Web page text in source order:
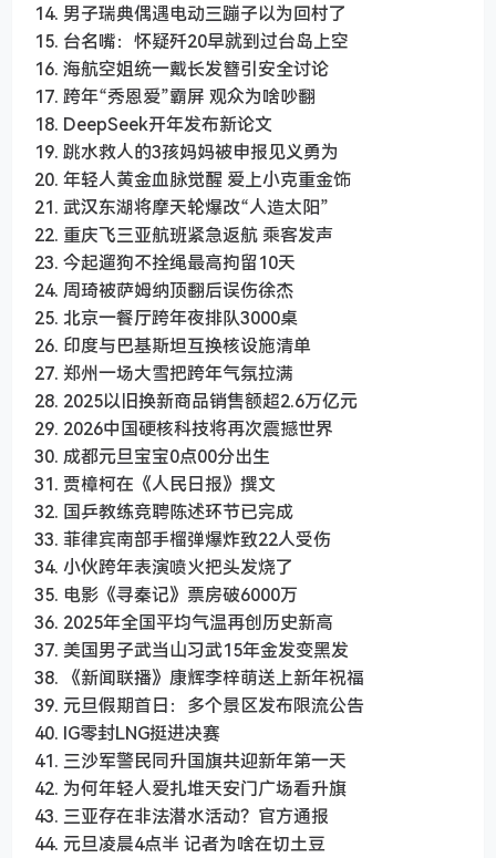
14. 男子瑞典偶遇电动三蹦子以为回村了
15. 台名嘴：怀疑歼20早就到过台岛上空
16. 海航空姐统一戴长发簪引安全讨论
17. 跨年“秀恩爱”霸屏 观众为啥吵翻
18. DeepSeek开年发布新论文
19. 跳水救人的3孩妈妈被申报见义勇为
20. 年轻人黄金血脉觉醒 爱上小克重金饰
21. 武汉东湖将摩天轮爆改“人造太阳”
22. 重庆飞三亚航班紧急返航 乘客发声
23. 今起遛狗不拴绳最高拘留10天
24. 周琦被萨姆纳顶翻后误伤徐杰
25. 北京一餐厅跨年夜排队3000桌
26. 印度与巴基斯坦互换核设施清单
27. 郑州一场大雪把跨年气氛拉满
28. 2025以旧换新商品销售额超2.6万亿元
29. 2026中国硬核科技将再次震撼世界
30. 成都元旦宝宝0点00分出生
31. 贾樟柯在《人民日报》撰文
32. 国乒教练竞聘陈述环节已完成
33. 菲律宾南部手榴弹爆炸致22人受伤
34. 小伙跨年表演喷火把头发烧了
35. 电影《寻秦记》票房破6000万
36. 2025年全国平均气温再创历史新高
37. 美国男子武当山习武15年金发变黑发
38. 《新闻联播》康辉李梓萌送上新年祝福
39. 元旦假期首日：多个景区发布限流公告
40. IG零封LNG挺进决赛
41. 三沙军警民同升国旗共迎新年第一天
42. 为何年轻人爱扎堆天安门广场看升旗
43. 三亚存在非法潜水活动？官方通报
44. 元旦凌晨4点半 记者为啥在切土豆